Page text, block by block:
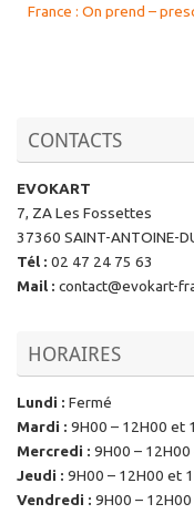
France : On prend –
CONTACTS
EVOKART
7, ZA Les Fossettes
37360 SAINT-ANTOINE-
Tél : 02 47 24 75 63
Mail : contact@evokart-
HORAIRES
Lundi : Fermé
Mardi : 9H00 – 12H00 et
Mercredi : 9H00 –
Jeudi : 9H00 – 12H00 et
Vendredi : 9H00 –